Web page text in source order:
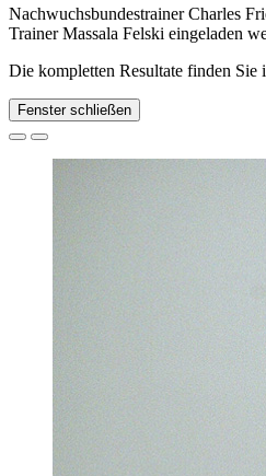
Nachwuchsbundestrainer Charles
Trainer Massala Felski eingeladen
Die kompletten Resultate finden
Fenster schließen